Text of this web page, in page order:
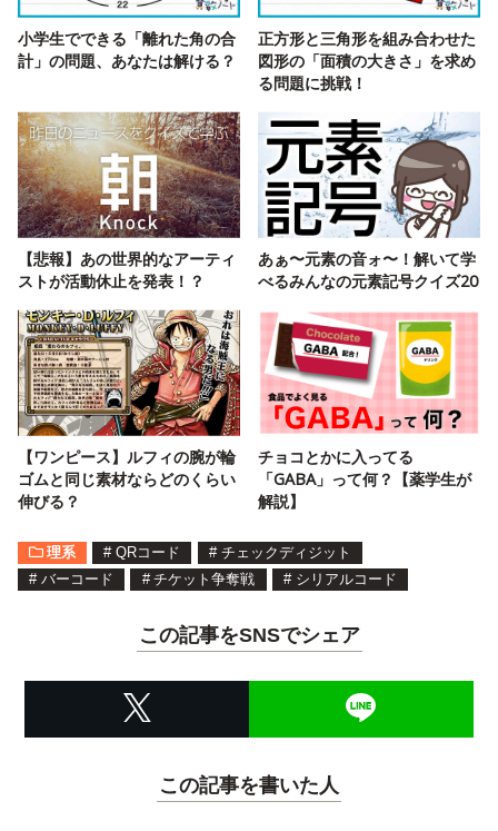
小学生でできる「離れた角の合
計」の問題、あなたは解ける？
正方形と三角形を組み合わせた
図形の「面積の大きさ」を求め
る問題に挑戦！
【悲報】あの世界的なアーティ
ストが活動休止を発表！？
あぁ〜元素の音ォ〜！解いて学
べるみんなの元素記号クイズ20
【ワンピース】ルフィの腕が輪
ゴムと同じ素材ならどのくらい
伸びる？
チョコとかに入ってる
「GABA」って何？【薬学生が
解説】
理系 # QRコード # チェックディジット
# バーコード # チケット争奪戦 # シリアルコード
この記事をSNSでシェア
この記事を書いた人